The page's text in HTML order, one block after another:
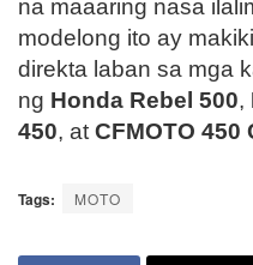
na maaaring nasa
modelong ito ay
direkta laban sa mga
ng Honda Rebel 500,
450, at CFMOTO 450
Tags: MOTO